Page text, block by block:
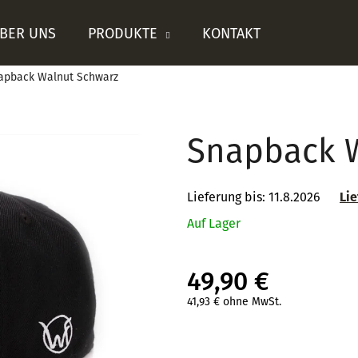
UNS PRODUKTE KONTAKT
Walnut Schwarz
Snapback
Lieferung bis: 11.8.2026
Auf Lager
49,90 €
41,93 € ohne MwSt.
SUCHEN
Wir empfehlen